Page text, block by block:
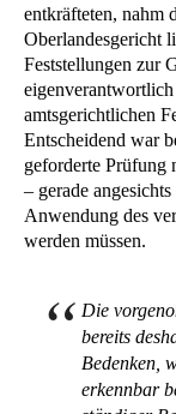
entkräfteten, nahm
Oberlandesgericht
Feststellungen zur
amtsgerichtlichen
Entscheidend war
geforderte Prüfung
– gerade
Anwendung des
werden müssen.
Die
bereits
Bedenken,
erkennbar